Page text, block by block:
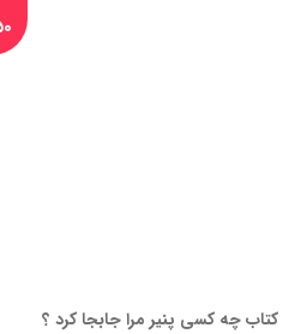
چه کسی پنیر مرا جابجا کرد ؟